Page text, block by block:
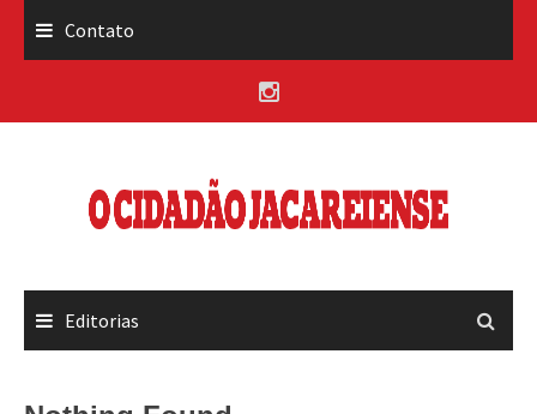
Contato
Editorias